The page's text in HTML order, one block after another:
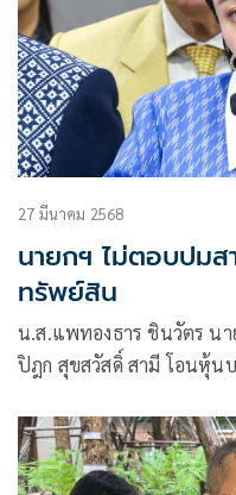
27 มีนาคม 2568
นายกฯ ไม่ตอบปม
ทรัพย์สิน
น.ส.แพทองธาร ชินวัตร น
ปิฎก สุขสวัสดิ์ สามี โอนหุ้น
แสดงบัญชีทรัพย์สิน